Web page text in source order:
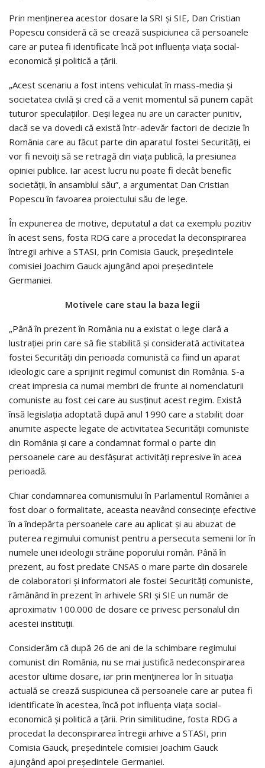
Prin menţinerea acestor dosare la SRI şi SIE, Dan Cristian
Popescu consideră că se crează suspiciunea că persoanele
care ar putea fi identificate încă pot influenţa viaţa social-
economică şi politică a ţării.
„Acest scenariu a fost intens vehiculat în mass-media şi
societatea civilă şi cred că a venit momentul să punem capăt
tuturor speculaţiilor. Deşi legea nu are un caracter punitiv,
dacă se va dovedi că există într-adevăr factori de decizie în
România care au făcut parte din aparatul fostei Securităţi, ei
vor fi nevoiţi să se retragă din viaţa publică, la presiunea
opiniei publice. Iar acest lucru nu poate fi decât benefic
societăţii, în ansamblul său”, a argumentat Dan Cristian
Popescu în favoarea proiectului său de lege.
În expunerea de motive, deputatul a dat ca exemplu pozitiv
în acest sens, fosta RDG care a procedat la deconspirarea
întregii arhive a STASI, prin Comisia Gauck, preşedintele
comisiei Joachim Gauck ajungând apoi preşedintele
Germaniei.
Motivele care stau la baza legii
„Până în prezent în România nu a existat o lege clară a
lustraţiei prin care să fie stabilită şi considerată activitatea
fostei Securităţi din perioada comunistă ca fiind un aparat
ideologic care a sprijinit regimul comunist din România. S-a
creat impresia ca numai membri de frunte ai nomenclaturii
comuniste au fost cei care au susţinut acest regim. Există
însă legislaţia adoptată după anul 1990 care a stabilit doar
anumite aspecte legate de activitatea Securităţii comuniste
din România şi care a condamnat formal o parte din
persoanele care au desfăşurat activităţi represive în acea
perioadă.
Chiar condamnarea comunismului în Parlamentul României a
fost doar o formalitate, aceasta neavând consecinţe efective
în a îndepărta persoanele care au aplicat şi au abuzat de
puterea regimului comunist pentru a persecuta semenii lor în
numele unei ideologii străine poporului român. Până în
prezent, au fost predate CNSAS o mare parte din dosarele
de colaboratori şi informatori ale fostei Securităţi comuniste,
rămânând în prezent în arhivele SRI şi SIE un număr de
aproximativ 100.000 de dosare ce privesc personalul din
acestei instituţii.
Considerăm că după 26 de ani de la schimbare regimului
comunist din România, nu se mai justifică nedeconspirarea
acestor ultime dosare, iar prin menţinerea lor în situaţia
actuală se crează suspiciunea că persoanele care ar putea fi
identificate în acestea, încă pot influenţa viaţa social-
economică şi politică a ţării. Prin similitudine, fosta RDG a
procedat la deconspirarea întregii arhive a STASI, prin
Comisia Gauck, preşedintele comisiei Joachim Gauck
ajungând apoi preşedintele Germaniei.